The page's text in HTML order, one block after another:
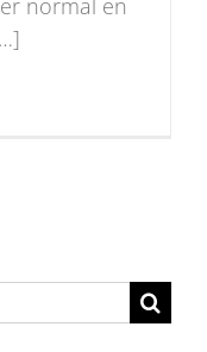
normal en